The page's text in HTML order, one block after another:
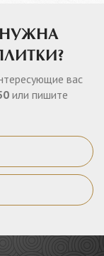
вас
или пишите